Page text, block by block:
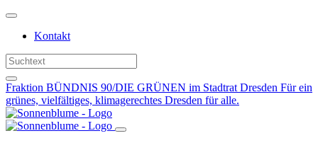
Weiter
Inhalt
Kontakt
Fraktion BÜNDNIS 90/DIE GRÜNEN im Stadtrat Dresden Für ein
grünes, vielfältiges, klimagerechtes Dresden für alle.